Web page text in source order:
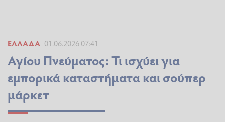
ΕΛΛΆΔΑ 01.06.2026 07:41
Αγίου Πνεύματος: Τι ισχύει για
εμπορικά καταστήματα και σούπερ
μάρκετ